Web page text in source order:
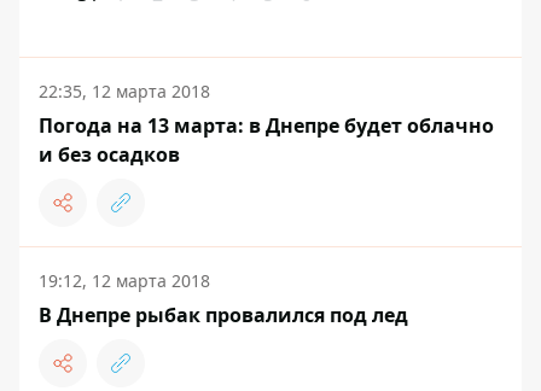
22:35, 12 марта 2018
Погода на 13 марта: в Днепре будет облачно
и без осадков
19:12, 12 марта 2018
В Днепре рыбак провалился под лед